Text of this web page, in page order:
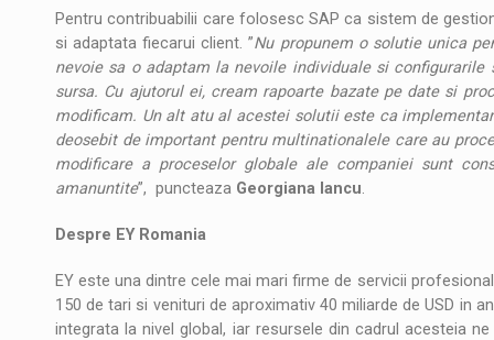
Pentru contribuabilii care folosesc SAP ca sistem de
si adaptata fiecarui client. ”Nu propunem o solutie unica
nevoie sa o adaptam la nevoile individuale si
sursa. Cu ajutorul ei, cream rapoarte bazate pe date si
modificam. Un alt atu al acestei solutii este ca
deosebit de important pentru multinationalele care au
modificare a proceselor globale ale companiei sunt
amanuntite”, puncteaza Georgiana Iancu.
Despre EY Romania
EY este una dintre cele mai mari firme de servicii
150 de tari si venituri de aproximativ 40 miliarde de USD in
integrata la nivel global, iar resursele din cadrul acesteia